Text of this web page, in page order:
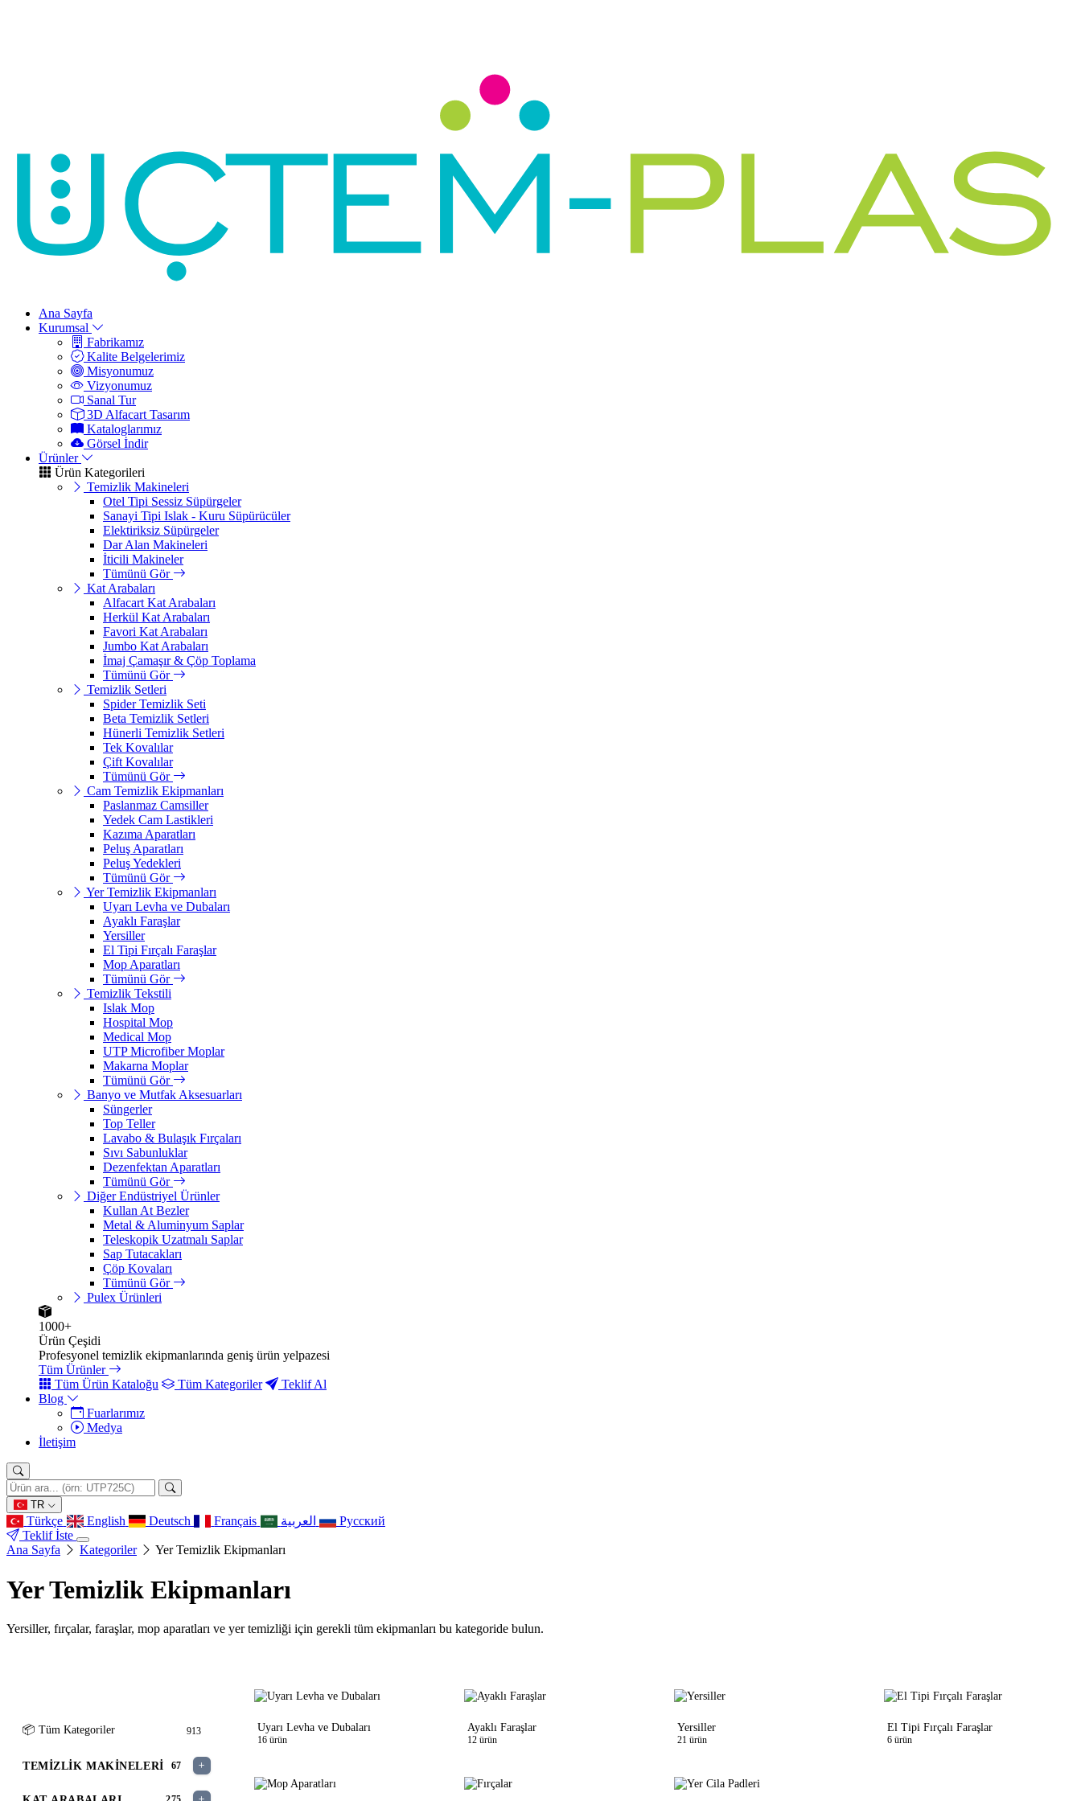
Ana Sayfa
Kurumsal
Fabrikamız
Kalite Belgelerimiz
Misyonumuz
Vizyonumuz
Sanal Tur
3D Alfacart Tasarım
Kataloglarımız
Görsel İndir
Ürünler
Ürün Kategorileri
Temizlik Makineleri
Otel Tipi Sessiz Süpürgeler
Sanayi Tipi Islak - Kuru Süpürücüler
Elektiriksiz Süpürgeler
Dar Alan Makineleri
İticili Makineler
Tümünü Gör
Kat Arabaları
Alfacart Kat Arabaları
Herkül Kat Arabaları
Favori Kat Arabaları
Jumbo Kat Arabaları
İmaj Çamaşır & Çöp Toplama
Tümünü Gör
Temizlik Setleri
Spider Temizlik Seti
Beta Temizlik Setleri
Hünerli Temizlik Setleri
Tek Kovalılar
Çift Kovalılar
Tümünü Gör
Cam Temizlik Ekipmanları
Paslanmaz Camsiller
Yedek Cam Lastikleri
Kazıma Aparatları
Peluş Aparatları
Peluş Yedekleri
Tümünü Gör
Yer Temizlik Ekipmanları
Uyarı Levha ve Dubaları
Ayaklı Faraşlar
Yersiller
El Tipi Fırçalı Faraşlar
Mop Aparatları
Tümünü Gör
Temizlik Tekstili
Islak Mop
Hospital Mop
Medical Mop
UTP Microfiber Moplar
Makarna Moplar
Tümünü Gör
Banyo ve Mutfak Aksesuarları
Süngerler
Top Teller
Lavabo & Bulaşık Fırçaları
Sıvı Sabunluklar
Dezenfektan Aparatları
Tümünü Gör
Diğer Endüstriyel Ürünler
Kullan At Bezler
Metal & Aluminyum Saplar
Teleskopik Uzatmalı Saplar
Sap Tutacakları
Çöp Kovaları
Tümünü Gör
Pulex Ürünleri
1000+
Ürün Çeşidi
Profesyonel temizlik ekipmanlarında geniş ürün yelpazesi
Tüm Ürünler
Tüm Ürün Kataloğu
Tüm Kategoriler
Teklif Al
Blog
Fuarlarımız
Medya
İletişim
TR
Türkçe English Deutsch Français العربية
Русский
Teklif İste
Ana Sayfa
Kategoriler Yer Temizlik Ekipmanları
Yer Temizlik Ekipmanları
Yersiller, fırçalar, faraşlar, mop aparatları ve yer temizliği için gerekli tüm ekipmanları bu kategoride bulun.
📦 Tüm Kategoriler 913
TEMIZLIK MAKINELERI 67
Uyarı Levha ve Dubaları
16 ürün
Ayaklı Faraşlar
12 ürün
Yersiller
21 ürün
El Tipi Fırçalı Faraşlar
6 ürün